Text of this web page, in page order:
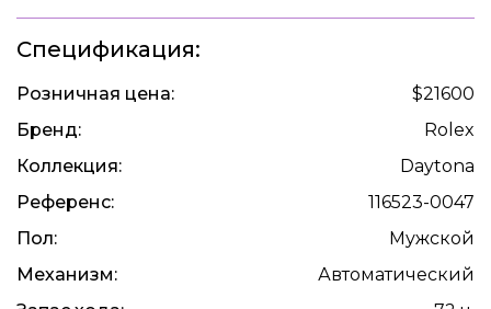
Спецификация:
Розничная цена:
$21600
Бренд:
Rolex
Коллекция:
Daytona
Референс:
116523-0047
Пол:
Мужской
Механизм:
Автоматический